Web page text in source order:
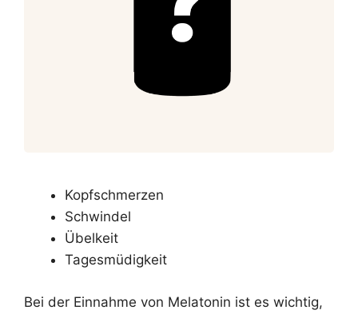
Kopfschmerzen
Schwindel
Übelkeit
Tagesmüdigkeit
Bei der Einnahme von Melatonin ist es wichtig,